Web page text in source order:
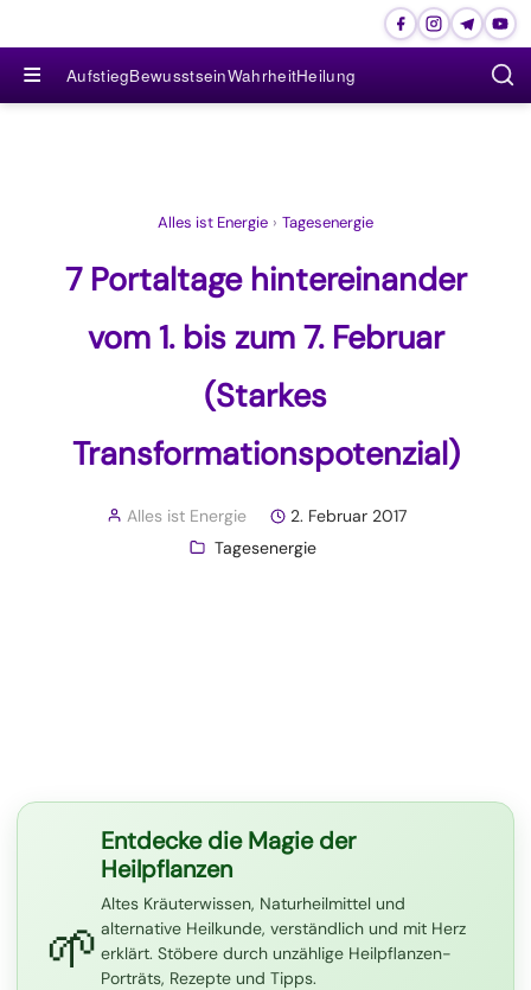
≡ AufstiegBewusstseinWahrheitHeilung
Alles ist Energie › Tagesenergie
7 Portaltage hintereinander
vom 1. bis zum 7. Februar
(Starkes
Transformationspotenzial)
Alles ist Energie
2. Februar 2017
Tagesenergie
🌱
Entdecke die Magie der
Heilpflanzen
Altes Kräuterwissen, Naturheilmittel und
alternative Heilkunde, verständlich und mit Herz
erklärt. Stöbere durch unzählige Heilpflanzen-
Porträts, Rezepte und Tipps.